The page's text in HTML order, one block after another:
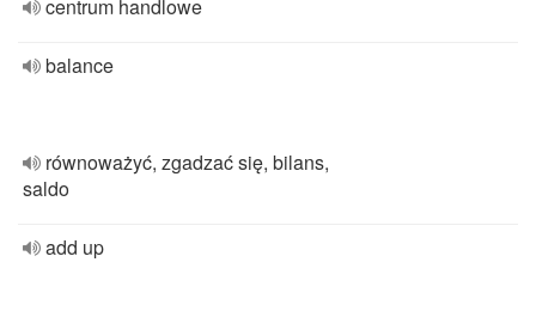
centrum handlowe
balance
równoważyć, zgadzać się, bilans,
saldo
add up